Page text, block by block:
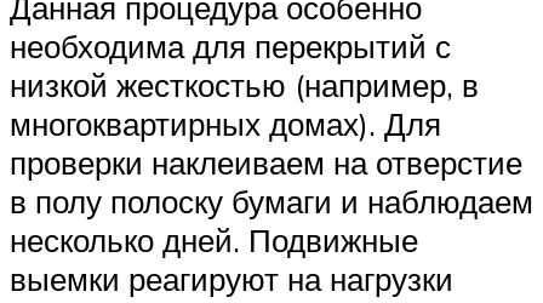
необходима для перекрытий с
низкой жесткостью (например, в
многоквартирных домах). Для
проверки наклеиваем на отверстие
в полу полоску бумаги и наблюдаем
несколько дней. Подвижные
выемки реагируют на нагрузки